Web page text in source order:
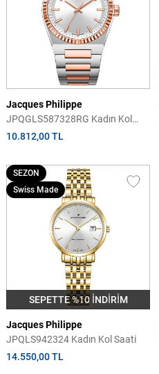
Jacques Philippe
JPQGLS587328RG Kadın Kol
Saati
10.812,00 TL
SEPETTE %10 İNDİRİM
SEZON
Swiss Made
Jacques Philippe
JPQLS942324 Kadın Kol Saati
14.550,00 TL